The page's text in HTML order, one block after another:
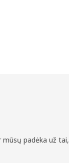
mūsų padėka už tai,